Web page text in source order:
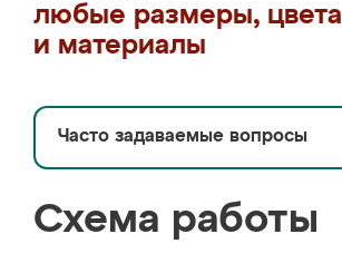
любые размеры, цвета
и материалы
Часто задаваемые вопросы
Схема работы